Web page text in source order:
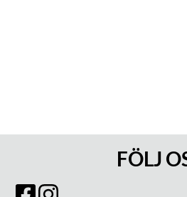
FÖLJ